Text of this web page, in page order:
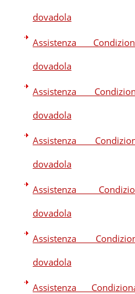
dovadola
Assistenza
dovadola
Assistenza
dovadola
Assistenza
dovadola
Assistenza
dovadola
Assistenza
dovadola
Assistenza